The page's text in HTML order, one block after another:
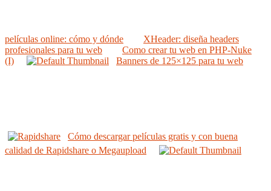
películas online: cómo y dónde
XHeader: diseña headers
profesionales para tu web
Como crear tu web en PHP-Nuke
(I)
Banners de 125×125 para tu web
Cómo descargar películas gratis y con buena
calidad de Rapidshare o Megaupload